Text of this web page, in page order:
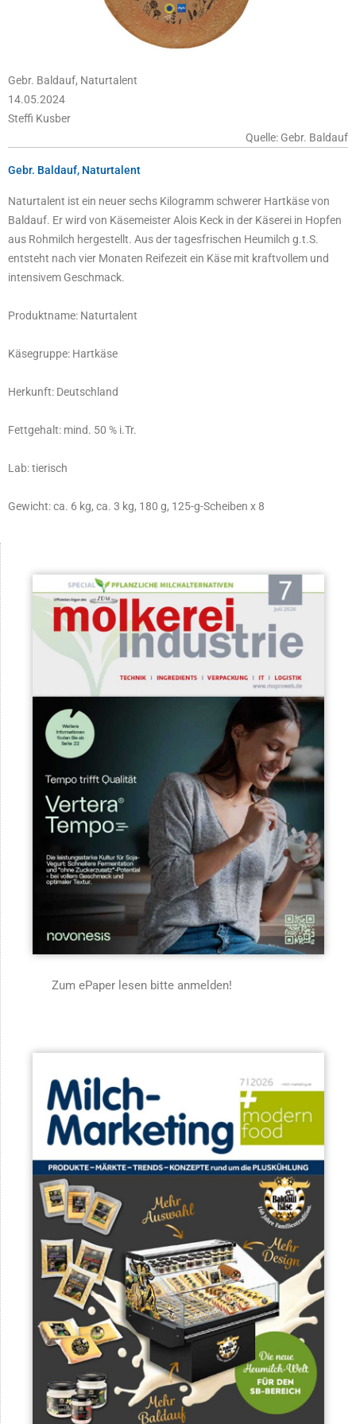
Gebr. Baldauf, Naturtalent
14.05.2024
Steffi Kusber
Quelle: Gebr. Baldauf
Gebr. Baldauf, Naturtalent
Naturtalent ist ein neuer sechs Kilogramm schwerer Hartkäse von
Baldauf. Er wird von Käsemeister Alois Keck in der Käserei in Hopfen
aus Rohmilch hergestellt. Aus der tagesfrischen Heumilch g.t.S.
entsteht nach vier Monaten Reifezeit ein Käse mit kraftvollem und
intensivem Geschmack.
Produktname: Naturtalent
Käsegruppe: Hartkäse
Herkunft: Deutschland
Fettgehalt: mind. 50 % i.Tr.
Lab: tierisch
Gewicht: ca. 6 kg, ca. 3 kg, 180 g, 125-g-Scheiben x 8
Zum ePaper lesen bitte anmelden!